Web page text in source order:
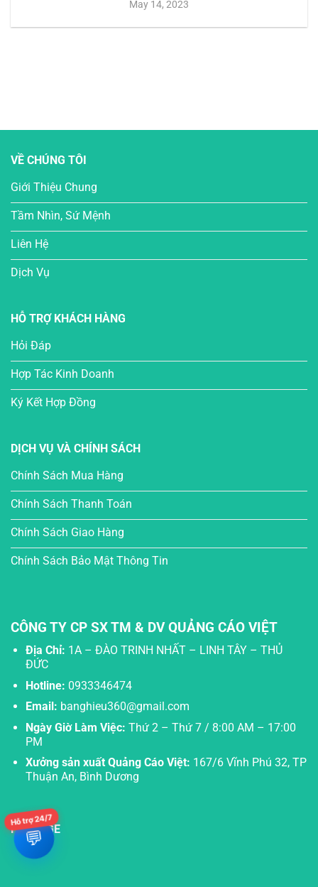
May 14, 2023
VỀ CHÚNG TÔI
Giới Thiệu Chung
Tầm Nhìn, Sứ Mệnh
Liên Hệ
Dịch Vụ
HỖ TRỢ KHÁCH HÀNG
Hỏi Đáp
Hợp Tác Kinh Doanh
Ký Kết Hợp Đồng
DỊCH VỤ VÀ CHÍNH SÁCH
Chính Sách Mua Hàng
Chính Sách Thanh Toán
Chính Sách Giao Hàng
Chính Sách Bảo Mật Thông Tin
CÔNG TY CP SX TM & DV QUẢNG CÁO VIỆT
Địa Chỉ: 1A – ĐÀO TRINH NHẤT – LINH TÂY – THỦ
ĐỨC
Hotline: 0933346474
Email: banghieu360@gmail.com
Ngày Giờ Làm Việc: Thứ 2 – Thứ 7 / 8:00 AM – 17:00
PM
Xưởng sản xuất Quảng Cáo Việt: 167/6 Vĩnh Phú 32, TP
Thuận An, Bình Dương
FANPAGE
💬
Hỗ trợ 24/7